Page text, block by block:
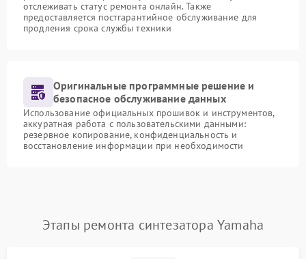
отслеживать статус ремонта онлайн. Также
предоставляется постгарантийное обслуживание для
продления срока службы техники
Оригинальные программные решение и
безопасное обслуживание данных
Использование официальных прошивок и инструментов,
аккуратная работа с пользовательскими данными:
резервное копирование, конфиденциальность и
восстановление информации при необходимости
Этапы ремонта синтезатора Yamaha